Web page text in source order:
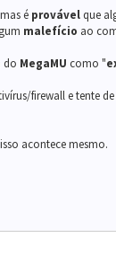
é provávelque
malefício ao
do MegaMU como "
firewall e tente
acontece mesmo.